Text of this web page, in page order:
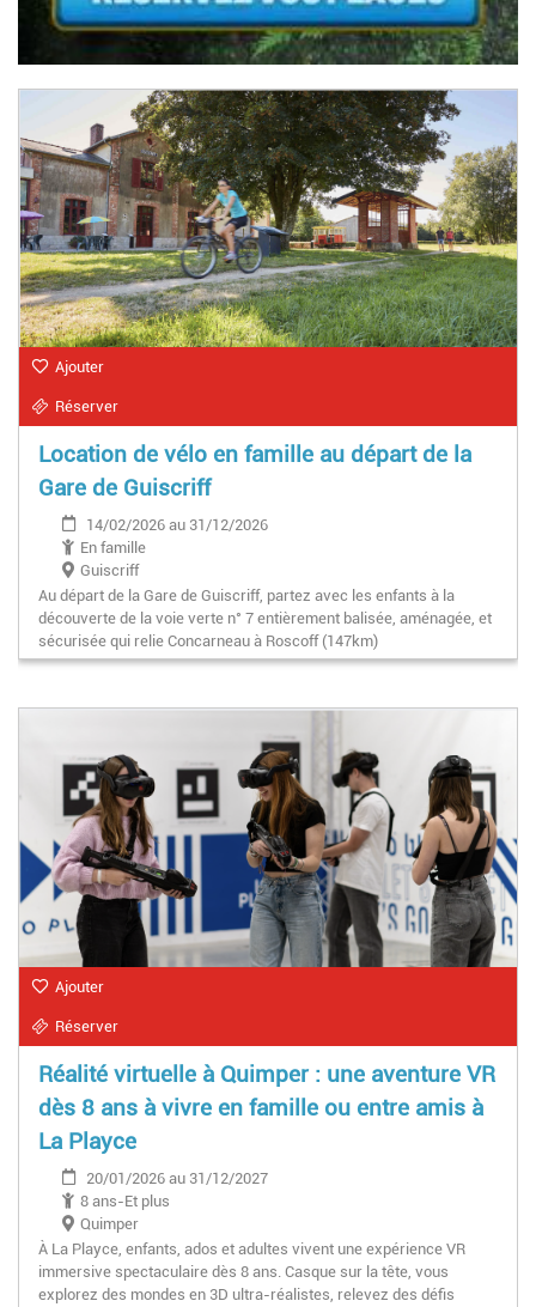
Ajouter
Réserver
Location de vélo en famille au départ de la
Gare de Guiscriff
14/02/2026 au 31/12/2026
En famille
Guiscriff
Au départ de la Gare de Guiscriff, partez avec les enfants à la
découverte de la voie verte n° 7 entièrement balisée, aménagée, et
sécurisée qui relie Concarneau à Roscoff (147km)
Ajouter
Réserver
Réalité virtuelle à Quimper : une aventure VR
dès 8 ans à vivre en famille ou entre amis à
La Playce
20/01/2026 au 31/12/2027
8 ans-Et plus
Quimper
À La Playce, enfants, ados et adultes vivent une expérience VR
immersive spectaculaire dès 8 ans. Casque sur la tête, vous
explorez des mondes en 3D ultra-réalistes, relevez des défis